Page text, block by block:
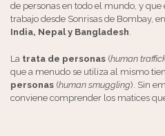
de personas en todo el mundo, y
trabajo desde Sonrisas de Bombay,
India, Nepal y Bangladesh.
La trata de personas (human
que a menudo se utiliza al mismo
personas (human smuggling). Sin
conviene comprender los matices